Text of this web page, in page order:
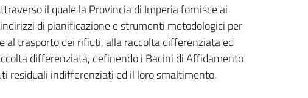
il quale la Provincia di Imperia fornisce ai
di pianificazione e strumenti metodologici per
al trasporto dei rifiuti, alla raccolta differenziata ed
differenziata, definendo i Bacini di Affidamento
residuali indifferenziati ed il loro smaltimento.